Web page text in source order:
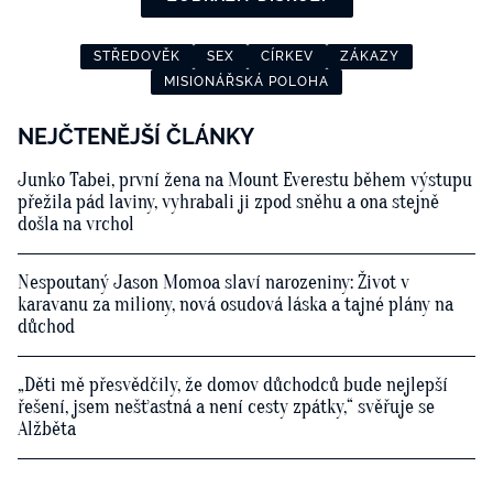
STŘEDOVĚK SEX CÍRKEV
ZÁKAZY
MISIONÁŘSKÁ POLOHA
NEJČTENĚJŠÍ ČLÁNKY
Junko Tabei, první žena na Mount Everestu během výstupu
přežila pád laviny, vyhrabali ji zpod sněhu a ona stejně
došla na vrchol
Nespoutaný Jason Momoa slaví narozeniny: Život v
karavanu za miliony, nová osudová láska a tajné plány na
důchod
„Děti mě přesvědčily, že domov důchodců bude nejlepší
řešení, jsem nešťastná a není cesty zpátky,“ svěřuje se
Alžběta